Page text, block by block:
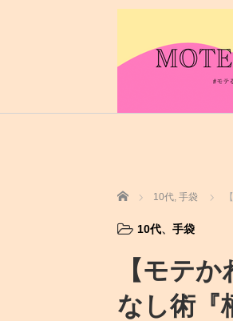
ホーム 10代, 手袋
10代、 手袋
【モテ
なし術『